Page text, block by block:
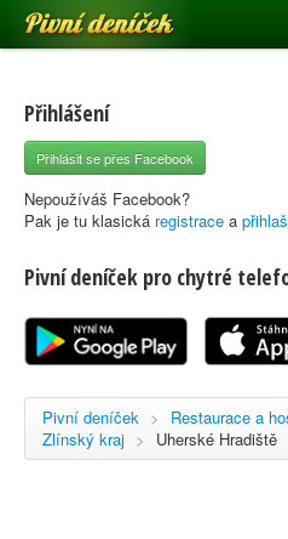
Pivní deníček
Pivní mapa
Pivní značky
Nápověda
Registrace
Přihlášení
Přihlásit se přes Facebook
Nepoužíváš Facebook?
Pak je tu klasická registrace a
Pivní deníček pro chytré
Pivní deníček > Restaurace a
Zlínský kraj > Uherské Hradiště